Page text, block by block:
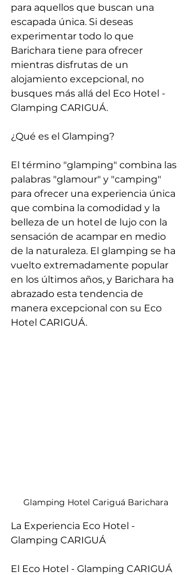
para aquellos que buscan una
escapada única. Si deseas
experimentar todo lo que
Barichara tiene para ofrecer
mientras disfrutas de un
alojamiento excepcional, no
busques más allá del Eco Hotel -
Glamping CARIGUÁ.
¿Qué es el Glamping?
El término "glamping" combina las
palabras "glamour" y "camping"
para ofrecer una experiencia única
que combina la comodidad y la
belleza de un hotel de lujo con la
sensación de acampar en medio
de la naturaleza. El glamping se ha
vuelto extremadamente popular
en los últimos años, y Barichara ha
abrazado esta tendencia de
manera excepcional con su Eco
Hotel CARIGUÁ.
Glamping Hotel Cariguá Barichara
La Experiencia Eco Hotel -
Glamping CARIGUÁ
El Eco Hotel - Glamping CARIGUÁ